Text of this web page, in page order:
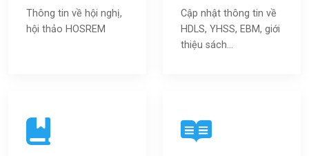
Thông tin về hội nghị,
hội thảo HOSREM
Cập nhật thông tin về
HDLS, YHSS, EBM, giới
thiệu sách…